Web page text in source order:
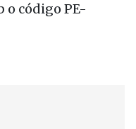
o código PE-